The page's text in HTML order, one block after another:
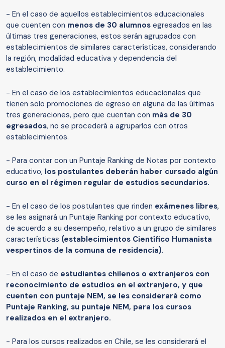
- En el caso de aquellos establecimientos educacionales
que cuenten con menos de 30 alumnos egresados en las
últimas tres generaciones, estos serán agrupados con
establecimientos de similares características, considerando
la región, modalidad educativa y dependencia del
establecimiento.
- En el caso de los establecimientos educacionales que
tienen solo promociones de egreso en alguna de las últimas
tres generaciones, pero que cuentan con más de 30
egresados, no se procederá a agruparlos con otros
establecimientos.
- Para contar con un Puntaje Ranking de Notas por contexto
educativo, los postulantes deberán haber cursado algún
curso en el régimen regular de estudios secundarios.
- En el caso de los postulantes que rinden exámenes libres,
se les asignará un Puntaje Ranking por contexto educativo,
de acuerdo a su desempeño, relativo a un grupo de similares
características (establecimientos Científico Humanista
vespertinos de la comuna de residencia).
- En el caso de estudiantes chilenos o extranjeros con
reconocimiento de estudios en el extranjero, y que
cuenten con puntaje NEM, se les considerará como
Puntaje Ranking, su puntaje NEM, para los cursos
realizados en el extranjero.
- Para los cursos realizados en Chile, se les considerará el